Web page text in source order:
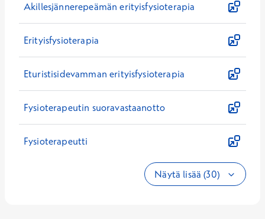
Akillesjännerepeämän erityisfysioterapia
Erityisfysioterapia
Eturistisidevamman erityisfysioterapia
Fysioterapeutin suoravastaanotto
Fysioterapeutti
Näytä lisää (30)